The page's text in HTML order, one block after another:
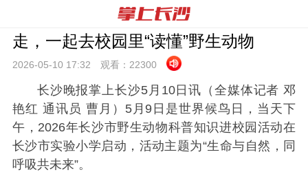
走，一起去校园里“读懂”野生动物
2026-05-10 17:32 观看： 22300
长沙晚报掌上长沙5月10日讯（全媒体记者 邓
艳红 通讯员 曹月）5月9日是世界候鸟日，当天下
午，2026年长沙市野生动物科普知识进校园活动在
长沙市实验小学启动，活动主题为“生命与自然，同
呼吸共未来”。